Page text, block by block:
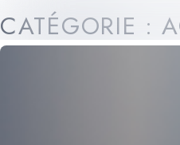
CATÉGORIE :